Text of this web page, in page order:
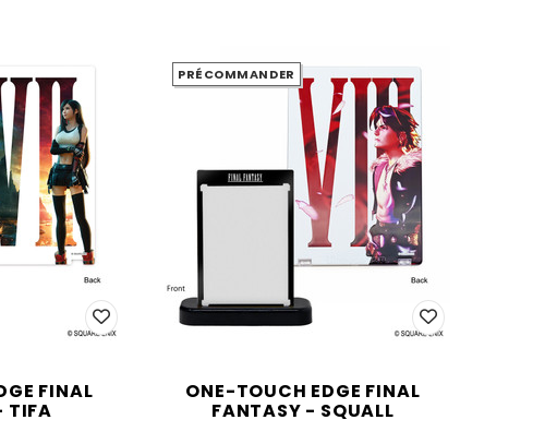
FINAL
TIFA
PRÉCOMMANDER
ONE-TOUCH EDGE FINAL
FANTASY - SQUALL